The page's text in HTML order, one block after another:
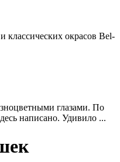
классических окрасов Bel-
глазами. По
написано. Удивило ...